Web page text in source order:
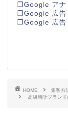
❒Google アナ
❒Google 広告
❒Google 広告
HOME
集客方
高級時計ブラン